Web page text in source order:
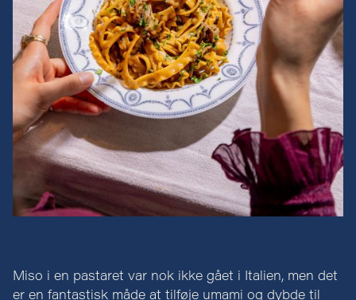
Miso i en pastaret var nok ikke gået i Italien, men det
er en fantastisk måde at tilføje umami og dybde til